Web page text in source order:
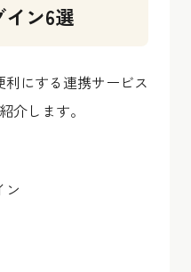
ン6選
にする連携サービス
介します。
ン